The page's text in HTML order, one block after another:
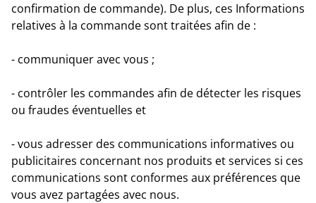
confirmation de commande). De plus, ces Informations
relatives à la commande sont traitées afin de :
- communiquer avec vous ;
- contrôler les commandes afin de détecter les risques
ou fraudes éventuelles et
- vous adresser des communications informatives ou
publicitaires concernant nos produits et services si ces
communications sont conformes aux préférences que
vous avez partagées avec nous.